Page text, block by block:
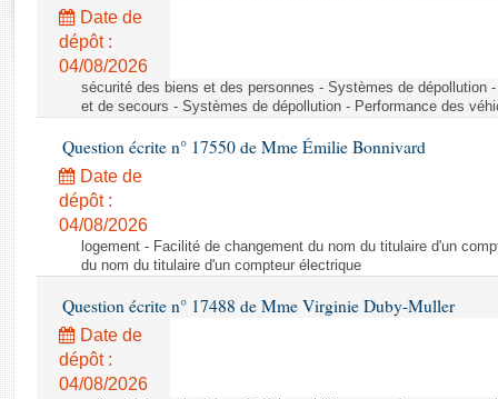
Rapports législatifs
Rapports sur l'application des lois
Baromètre de l’application des lois
Dossiers législatifs
Budget et sécurité sociale
Questions écrites et orales
Comptes rendus des débats
Date de
dépôt :
04/08/2026
sécurité des biens et des personnes - Systèmes de dépollution
et de secours - Systèmes de dépollution - Performance des
Question écrite n° 17550 de Mme Émilie Bonnivard
Date de
dépôt :
04/08/2026
logement - Facilité de changement du nom du titulaire d'un
du nom du titulaire d'un compteur électrique
Question écrite n° 17488 de Mme Virginie Duby-Muller
Date de
dépôt :
04/08/2026